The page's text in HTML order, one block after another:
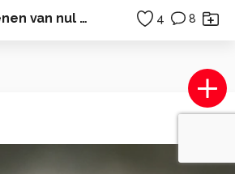
7000 kinderschoenen van nul t/m vijf 4 8